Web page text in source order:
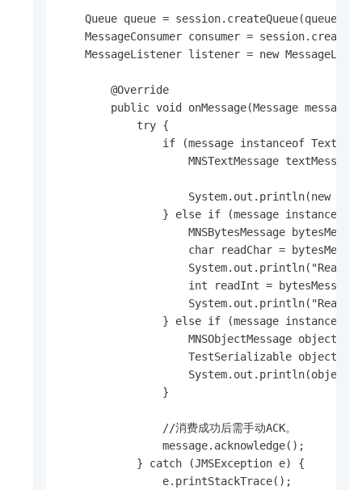
Queue queue =
MessageConsumer consumer =
MessageListener listener = new
        @Override
public void onMessage(Message message)
            try {
if (message instanceof
MNSTextMessage
System.out.println(new
} else if (message instanceof
MNSBytesMessage
char readChar =
System.out.println("Read
int readInt =
System.out.println("Read
} else if (message instanceof
MNSObjectMessage
TestSerializable object =
                }
                //消费成功后需手动ACK。
                message.acknowledge();
            } catch (JMSException e) {
                e.printStackTrace();